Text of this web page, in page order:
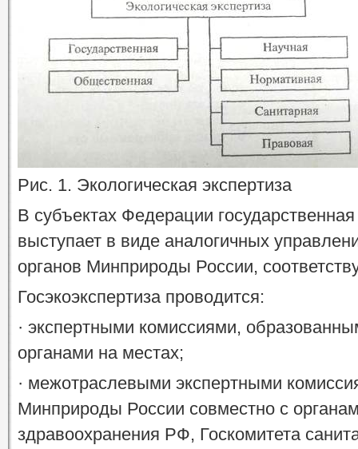
Рис. 1. Экологическая экспертиза
В субъектах Федерации государственная
выступает в виде аналогичных
органов Минприроды России,
Госэкоэкспертиза проводится:
· экспертными комиссиями,
органами на местах;
· межотраслевыми экспертными
Минприроды России совместно с
здравоохранения РФ, Госкомитета